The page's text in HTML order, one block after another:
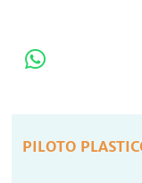
PILOTO